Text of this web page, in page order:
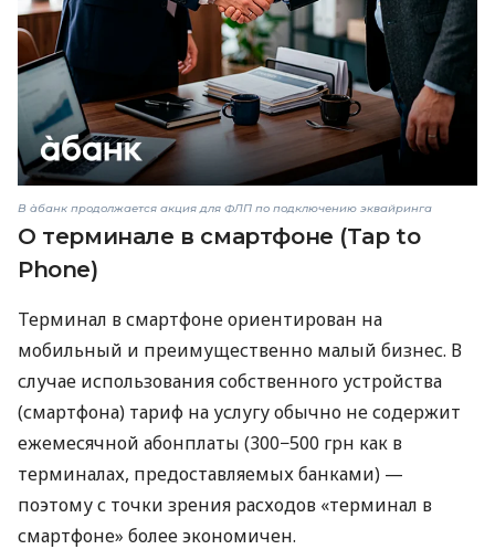
В àбанк продолжается акция для ФЛП по подключению эквайринга
О терминале в смартфоне (Tap to
Phone)
Терминал в смартфоне ориентирован на
мобильный и преимущественно малый бизнес. В
случае использования собственного устройства
(смартфона) тариф на услугу обычно не содержит
ежемесячной абонплаты (300−500 грн как в
терминалах, предоставляемых банками) —
поэтому с точки зрения расходов «терминал в
смартфоне» более экономичен.